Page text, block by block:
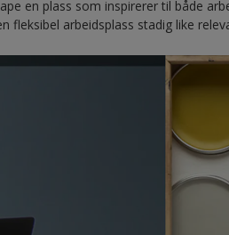
en plass som inspirerer til både
arbeidsplass stadig like